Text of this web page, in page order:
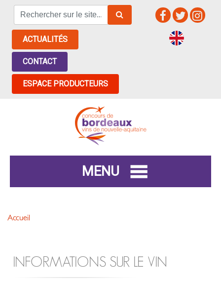
ACTUALITÉS
CONTACT
ESPACE PRODUCTEURS
MENU
Accueil
INFORMATIONS SUR LE VIN